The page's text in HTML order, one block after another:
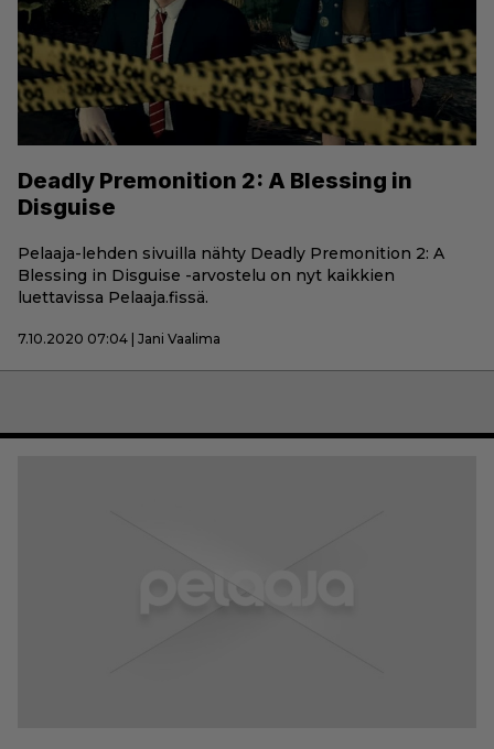
Deadly Premonition 2: A Blessing in
Disguise
Pelaaja-lehden sivuilla nähty Deadly Premonition 2: A
Blessing in Disguise -arvostelu on nyt kaikkien
luettavissa Pelaaja.fissä.
7.10.2020 07:04 | Jani Vaalima